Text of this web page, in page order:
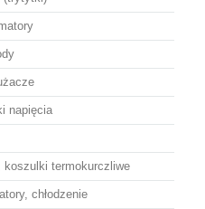
napięcia
koszulki termokurczliwe
chłodzenie